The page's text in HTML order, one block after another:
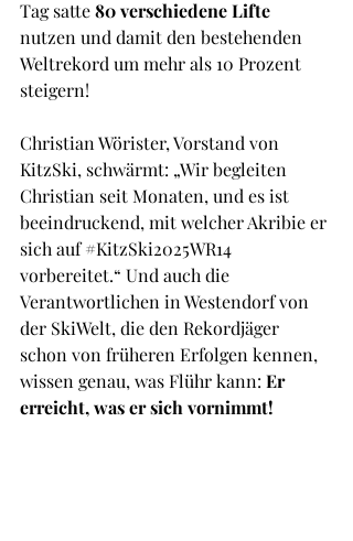
Tag satte 80 verschiedene Lifte
nutzen und damit den bestehenden
Weltrekord um mehr als 10 Prozent
steigern!
Christian Wörister, Vorstand von
KitzSki, schwärmt: „Wir begleiten
Christian seit Monaten, und es ist
beeindruckend, mit welcher Akribie er
sich auf #KitzSki2025WR14
vorbereitet.“ Und auch die
Verantwortlichen in Westendorf von
der SkiWelt, die den Rekordjäger
schon von früheren Erfolgen kennen,
wissen genau, was Flühr kann: Er
erreicht, was er sich vornimmt!